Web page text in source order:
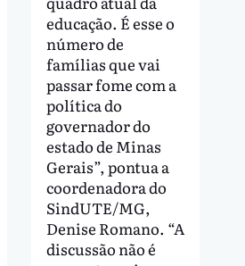
educação. É esse o
número de
famílias que vai
passar fome com a
política do
governador do
estado de Minas
Gerais”, pontua a
coordenadora do
SindUTE/MG,
Denise Romano. “A
discussão não é